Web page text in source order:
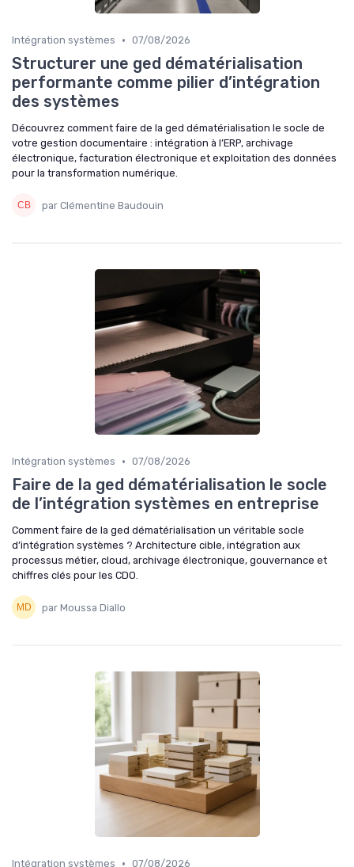
Intégration systèmes • 07/08/2026
Structurer une ged dématérialisation
performante comme pilier d’intégration
des systèmes
Découvrez comment faire de la ged dématérialisation le socle de
votre gestion documentaire : intégration à l’ERP, archivage
électronique, facturation électronique et exploitation des données
pour la transformation numérique.
par Clémentine Baudouin
Intégration systèmes • 07/08/2026
Faire de la ged dématérialisation le socle
de l’intégration systèmes en entreprise
Comment faire de la ged dématérialisation un véritable socle
d’intégration systèmes ? Architecture cible, intégration aux
processus métier, cloud, archivage électronique, gouvernance et
chiffres clés pour les CDO.
par Moussa Diallo
Intégration systèmes • 07/08/2026